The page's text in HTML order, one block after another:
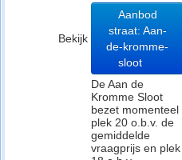
Bekijk
Aanbod
straat: Aan-
de-kromme-
sloot
De Aan de
Kromme Sloot
bezet momenteel
plek 20 o.b.v. de
gemiddelde
vraagprijs en plek